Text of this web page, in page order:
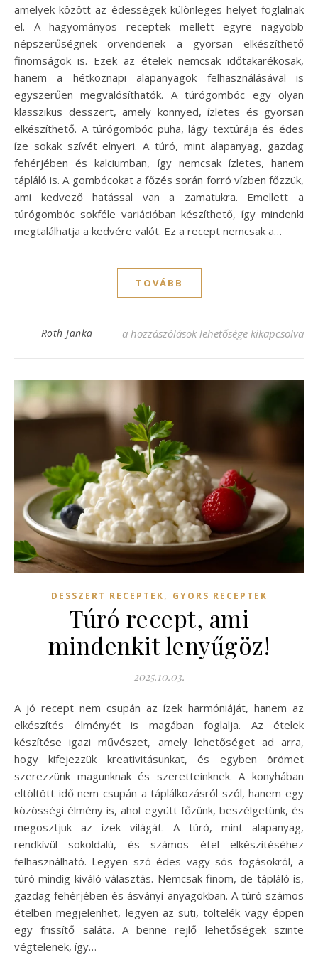
amelyek között az édességek különleges helyet foglalnak
el. A hagyományos receptek mellett egyre nagyobb
népszerűségnek örvendenek a gyorsan elkészíthető
finomságok is. Ezek az ételek nemcsak időtakarékosak,
hanem a hétköznapi alapanyagok felhasználásával is
egyszerűen megvalósíthatók. A túrógombóc egy olyan
klasszikus desszert, amely könnyed, ízletes és gyorsan
elkészíthető. A túrógombóc puha, lágy textúrája és édes
íze sokak szívét elnyeri. A túró, mint alapanyag, gazdag
fehérjében és kalciumban, így nemcsak ízletes, hanem
tápláló is. A gombócokat a főzés során forró vízben főzzük,
ami kedvező hatással van a zamatukra. Emellett a
túrógombóc sokféle variációban készíthető, így mindenki
megtalálhatja a kedvére valót. Ez a recept nemcsak a…
TOVÁBB
Roth Janka Gyors túrógombóc recept, amit imádni
a hozzászólások lehetősége kikapcsolva
DESSZERT RECEPTEK, GYORS RECEPTEK
Túró recept, ami
mindenkit lenyűgöz!
2025.10.03.
A jó recept nem csupán az ízek harmóniáját, hanem az
elkészítés élményét is magában foglalja. Az ételek
készítése igazi művészet, amely lehetőséget ad arra,
hogy kifejezzük kreativitásunkat, és egyben örömet
szerezzünk magunknak és szeretteinknek. A konyhában
eltöltött idő nem csupán a táplálkozásról szól, hanem egy
közösségi élmény is, ahol együtt főzünk, beszélgetünk, és
megosztjuk az ízek világát. A túró, mint alapanyag,
rendkívül sokoldalú, és számos étel elkészítéséhez
felhasználható. Legyen szó édes vagy sós fogásokról, a
túró mindig kiváló választás. Nemcsak finom, de tápláló is,
gazdag fehérjében és ásványi anyagokban. A túró számos
ételben megjelenhet, legyen az süti, töltelék vagy éppen
egy frissítő saláta. A benne rejlő lehetőségek szinte
végtelenek, így…